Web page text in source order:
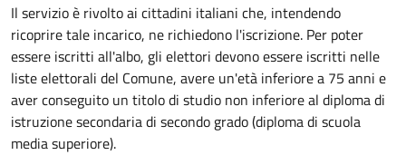
Il servizio è rivolto ai cittadini italiani che, intendendo
ricoprire tale incarico, ne richiedono l'iscrizione. Per poter
essere iscritti all'albo, gli elettori devono essere iscritti nelle
liste elettorali del Comune, avere un'età inferiore a 75 anni e
aver conseguito un titolo di studio non inferiore al diploma di
istruzione secondaria di secondo grado (diploma di scuola
media superiore).